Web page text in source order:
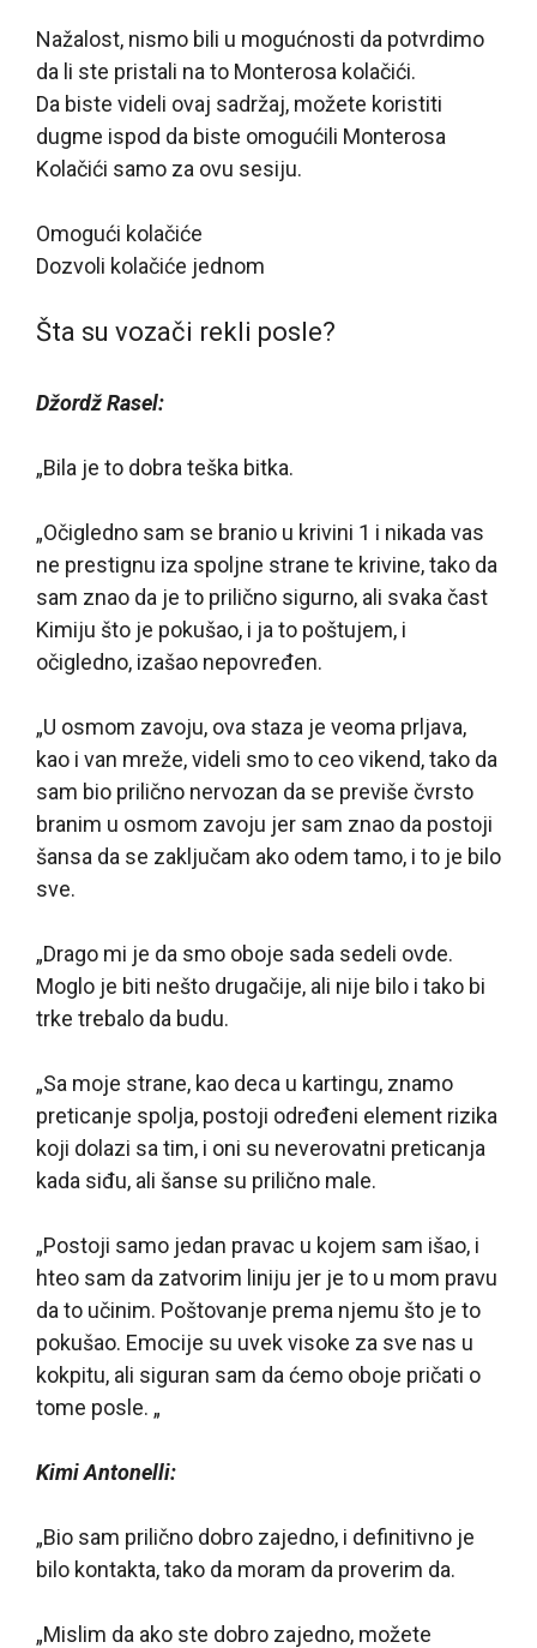
Nažalost, nismo bili u mogućnosti da potvrdimo
da li ste pristali na to Monterosa kolačići.
Da biste videli ovaj sadržaj, možete koristiti
dugme ispod da biste omogućili Monterosa
Kolačići samo za ovu sesiju.
Omogući kolačiće
Dozvoli kolačiće jednom
Šta su vozači rekli posle?
Džordž Rasel:
„Bila je to dobra teška bitka.
„Očigledno sam se branio u krivini 1 i nikada vas
ne prestignu iza spoljne strane te krivine, tako da
sam znao da je to prilično sigurno, ali svaka čast
Kimiju što je pokušao, i ja to poštujem, i
očigledno, izašao nepovređen.
„U osmom zavoju, ova staza je veoma prljava,
kao i van mreže, videli smo to ceo vikend, tako da
sam bio prilično nervozan da se previše čvrsto
branim u osmom zavoju jer sam znao da postoji
šansa da se zaključam ako odem tamo, i to je bilo
sve.
„Drago mi je da smo oboje sada sedeli ovde.
Moglo je biti nešto drugačije, ali nije bilo i tako bi
trke trebalo da budu.
„Sa moje strane, kao deca u kartingu, znamo
preticanje spolja, postoji određeni element rizika
koji dolazi sa tim, i oni su neverovatni preticanja
kada siđu, ali šanse su prilično male.
„Postoji samo jedan pravac u kojem sam išao, i
hteo sam da zatvorim liniju jer je to u mom pravu
da to učinim. Poštovanje prema njemu što je to
pokušao. Emocije su uvek visoke za sve nas u
kokpitu, ali siguran sam da ćemo oboje pričati o
tome posle. „
Kimi Antonelli:
„Bio sam prilično dobro zajedno, i definitivno je
bilo kontakta, tako da moram da proverim da.
„Mislim da ako ste dobro zajedno, možete